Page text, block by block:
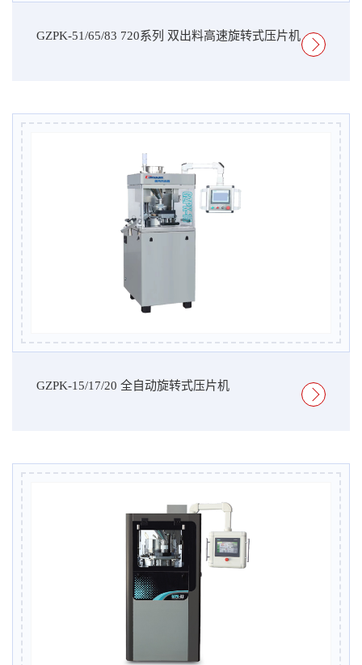
GZPK-51/65/83 720系列 双出料高速旋转式压片机
GZPK-15/17/20 全自动旋转式压片机